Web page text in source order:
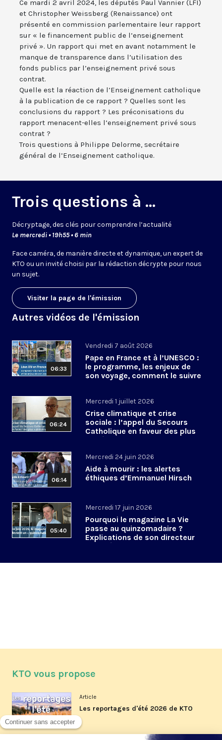
Ce mardi 2 avril 2024, les députés Paul Vannier (LFI)
et Christopher Weissberg (Renaissance) ont
présenté en commission parlementaire leur rapport
sur « le financement public de l’enseignement
privé ». Un rapport qui met en avant notamment le
manque de transparence dans l’utilisation des
fonds publics par l’enseignement privé sous
contrat.
Quelle est la réaction de l’Enseignement catholique
à la publication de ce rapport ? Quelles sont les
conclusions du rapport ? Les préconisations du
rapport menacent-elles l’enseignement privé sous
contrat ?
Trois questions à Philippe Delorme, secrétaire
général de l’Enseignement catholique.
Trois questions à ...
Décryptage, des clés pour comprendre l’actualité
Le mercredi • 19h55 • 6 min
Face caméra, de manière directe et dynamique, un expert de
KTO ou un invité choisi par la rédaction décrypte pour nous
un sujet.
Visiter la page de l'émission
Autres vidéos de l'émission
06:33
Vendredi 7 août 2026
Pape en France et à l’UNESCO :
le programme, les enjeux de
son voyage, comment le suivre
06:24
Mercredi 1 juillet 2026
Crise climatique et crise
sociale : l’appel du Secours
Catholique en faveur des plus
vulnérables
06:14
Mercredi 24 juin 2026
Aide à mourir : les alertes
éthiques d’Emmanuel Hirsch
05:40
Mercredi 17 juin 2026
Pourquoi le magazine La Vie
passe au quinzomadaire ?
Explications de son directeur
de la rédaction
KTO vous propose
Article
Les reportages d'été 2026 de KTO